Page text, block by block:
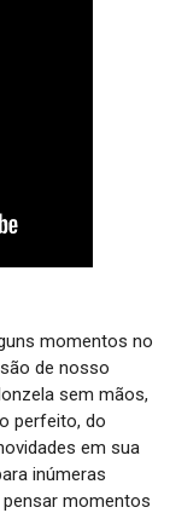
momentos no
de nosso
sem mãos,
perfeito, do
em sua
inúmeras
momentos